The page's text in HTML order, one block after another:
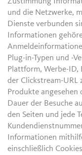
und die Netzwerke,
Dienste verbunden
Informationen
Plug-in-Typen und -
Plattform, Werbe-ID,
der Clickstream-URL
Produkte
Dauer der Besuche
den Seiten und jede
Informationen
einschließlich